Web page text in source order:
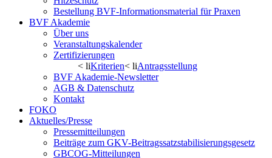
Bestellung BVF-Informationsmaterial für Praxen
BVF Akademie
Über uns
Veranstaltungskalender
Zertifizierungen
< liKriterien< liAntragsstellung
BVF Akademie-Newsletter
AGB & Datenschutz
Kontakt
FOKO
Aktuelles/Presse
Pressemitteilungen
Beiträge zum GKV-Beitragssatzstabilisierungsgesetz
GBCOG-Mitteilungen